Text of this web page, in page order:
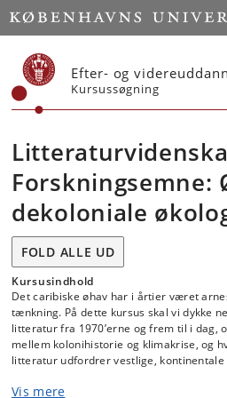
Start
Efter- og
Kursussøgning
Forskningsemne:
dekoloniale
FOLD ALLE UD
Kursusindhold
Det caribiske øhav har i årtier været
tænkning. På dette kursus skal vi dykke
litteratur fra 1970’erne og frem til i dag,
mellem kolonihistorie og klimakrise, og
litteratur udfordrer vestlige,
Vis mere